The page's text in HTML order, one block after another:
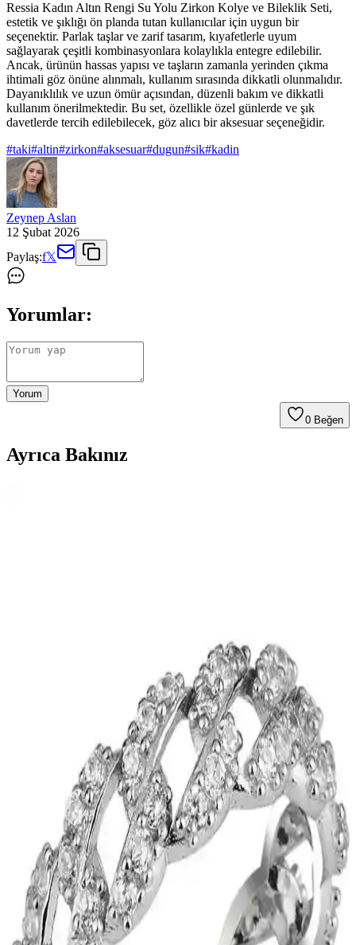
Ressia Kadın Altın Rengi Su Yolu Zirkon Kolye ve Bileklik Seti,
estetik ve şıklığı ön planda tutan kullanıcılar için uygun bir
seçenektir. Parlak taşlar ve zarif tasarım, kıyafetlerle uyum
sağlayarak çeşitli kombinasyonlara kolaylıkla entegre edilebilir.
Ancak, ürünün hassas yapısı ve taşların zamanla yerinden çıkma
ihtimali göz önüne alınmalı, kullanım sırasında dikkatli olunmalıdır.
Dayanıklılık ve uzun ömür açısından, düzenli bakım ve dikkatli
kullanım önerilmektedir. Bu set, özellikle özel günlerde ve şık
davetlerde tercih edilebilecek, göz alıcı bir aksesuar seçeneğidir.
#taki#altin#zirkon#aksesuar#dugun#sik#kadin
Zeynep Aslan
12 Şubat 2026
Paylaş:f𝕏
Yorumlar:
Yorum
0 Beğen
Ayrıca Bakınız
Kedi Gözü Fosforlu Tesbih, doğal taşların benzersiz güzelliği ve
gece parıltısı özelliğiyle öne çıkan şık ve dayanıklı bir takıdır.
Kullanıcılar, parlama ve dayanıklılık konusunda çeşitli deneyimler
Aurrari Güneş Figürlü Altın Kaplama Küpe: Zarif
ve Enerjik Takı Seçeneği
Aurrari'nin güneş figürlü altın kaplama küpesi, zarif tasarımı ve
yüksek kaliteli malzemeleriyle şıklık ve pozitif enerji sunar.
Kullanımı kolay, dayanıklı ve hassas ciltlere uygun olup, günlük ve
özel günler için ideal bir seçimdir.
Aurrari 2'li Gold Renk Kuzey Yıldızı Earcuff: Şıklık
ve Çok Yönlülük Sunan Özel Takı
Aurrari'nin altın renkli 2'li kuzey yıldızı earcuff'u, şıklık ve çok
yönlülük sunar. Sınırlı sayıda üretilen bu ürün, farklı tarzlara uyum